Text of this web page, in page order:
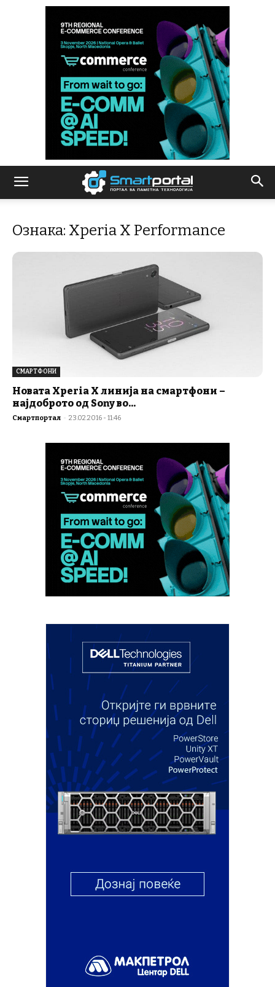
Ознака: Xperia X Performance
СМАРТФОНИ
Новата Xperia X линија на смартфони –
најдоброто од Sony во...
Смартпортал - 23.02.2016 - 11:46